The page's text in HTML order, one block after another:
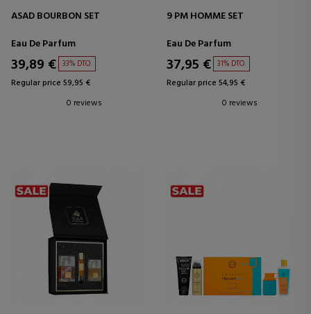
ASAD BOURBON SET
Eau De Parfum
39,89 € 33% DTO.
Regular price 59,95 €
0 reviews
9 PM HOMME SET
Eau De Parfum
37,95 € 31% DTO.
Regular price 54,95 €
0 reviews